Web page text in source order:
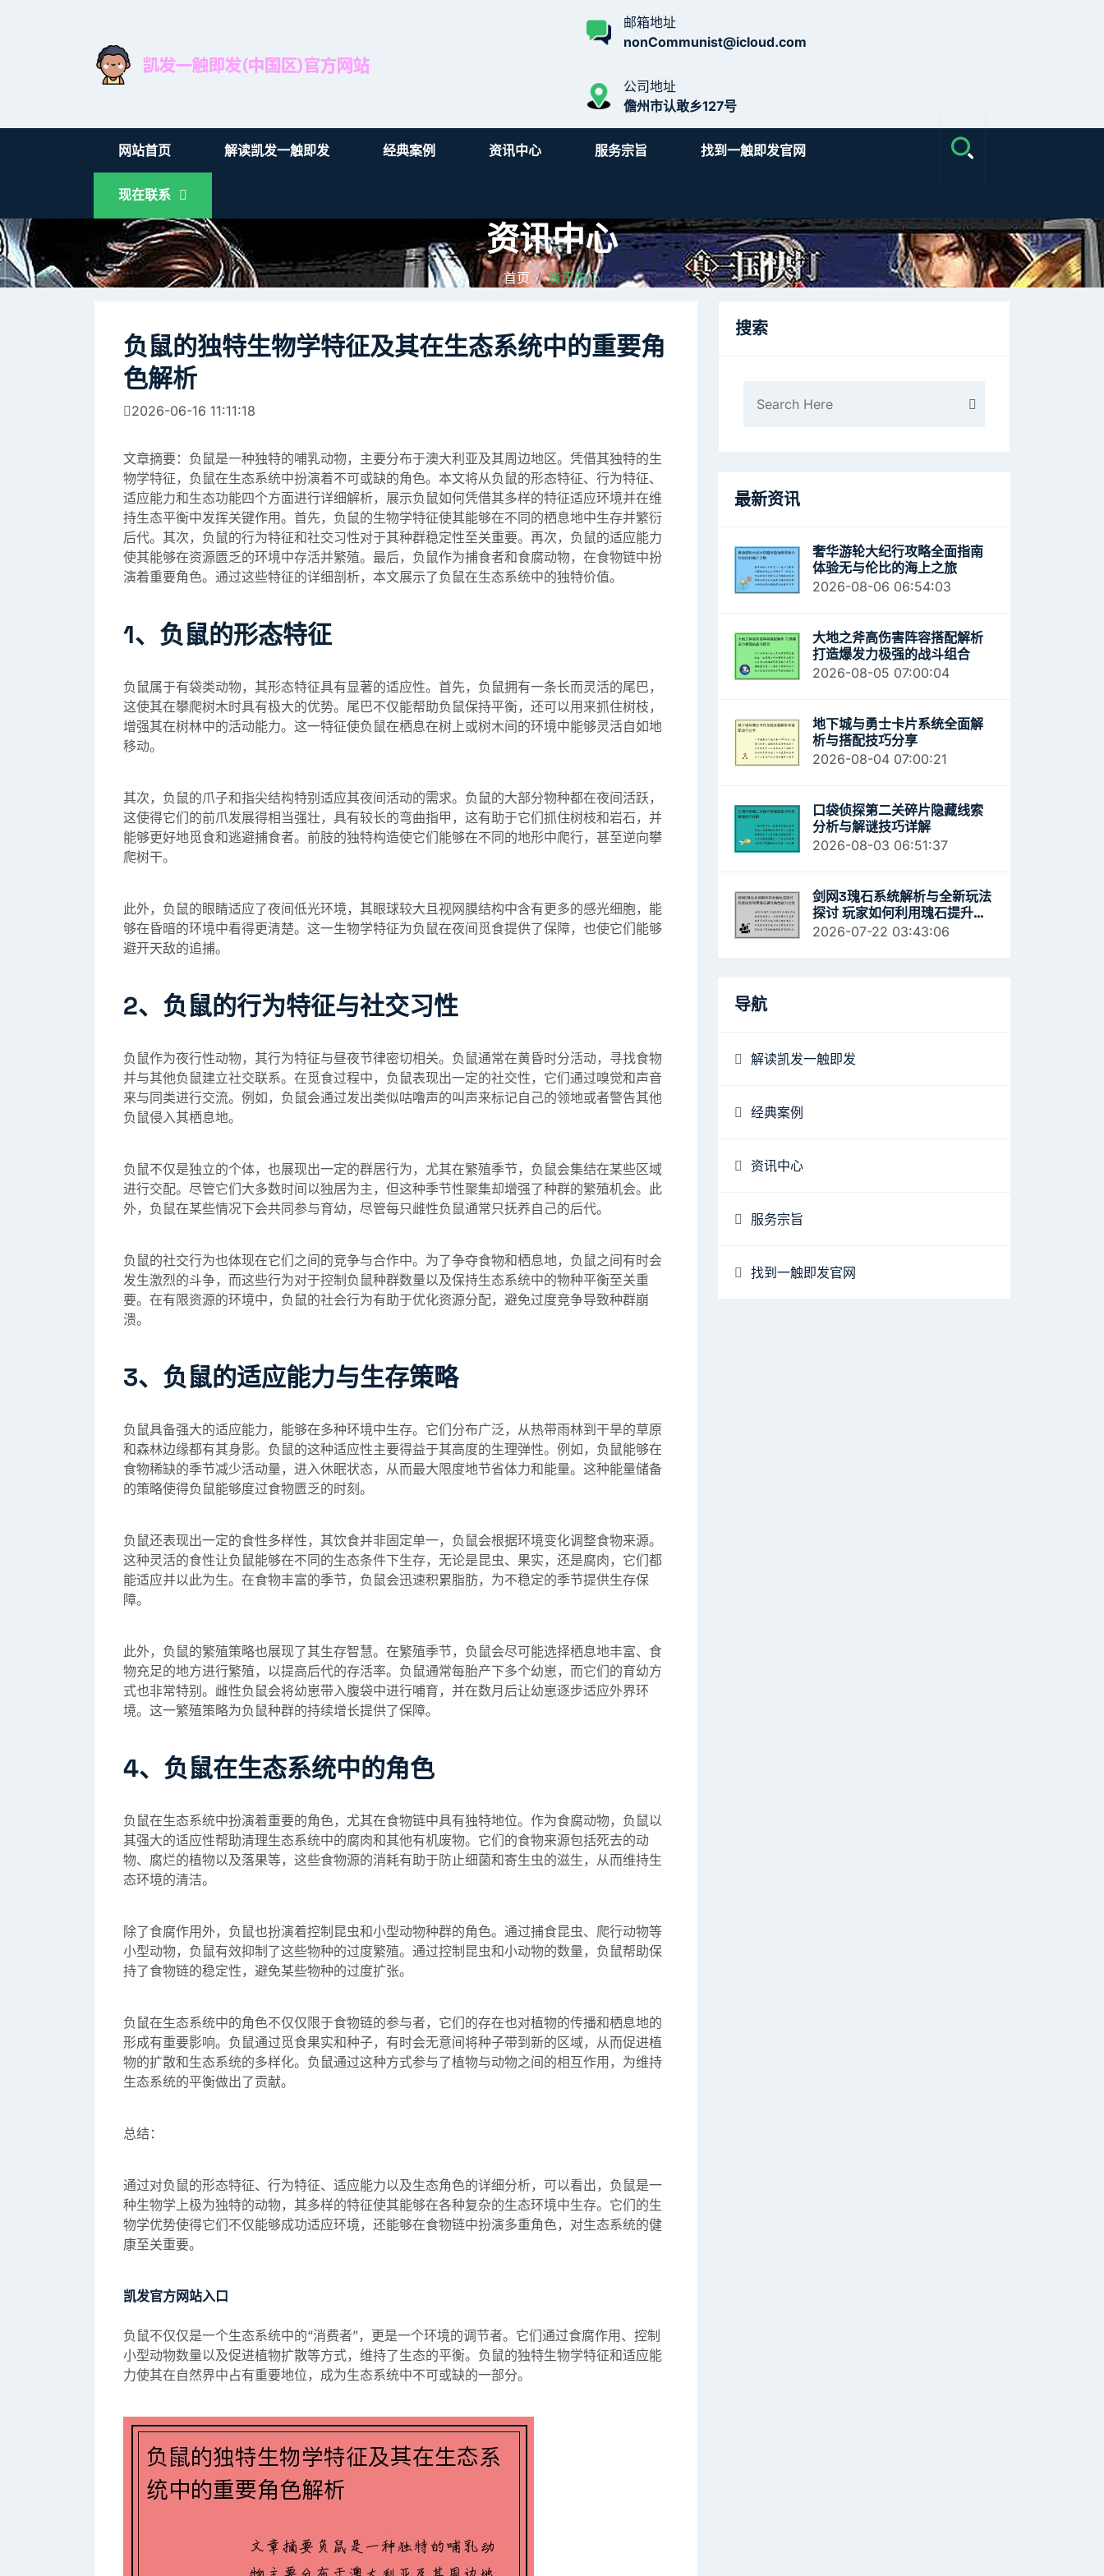
邮箱地址
nonCommunist@icloud.com
公司地址
儋州市认敢乡127号
网站首页 解读凯发一触即发 经典案例 资讯中心 服务宗旨 找到一触即发官网
现在联系
资讯中心
首页 资讯中心
负鼠的独特生物学特征及其在生态系统中的重要角
色解析
2026-06-16 11:11:18
文章摘要：负鼠是一种独特的哺乳动物，主要分布于澳大利亚及其周边地区。凭借其独特的生
物学特征，负鼠在生态系统中扮演着不可或缺的角色。本文将从负鼠的形态特征、行为特征、
适应能力和生态功能四个方面进行详细解析，展示负鼠如何凭借其多样的特征适应环境并在维
持生态平衡中发挥关键作用。首先，负鼠的生物学特征使其能够在不同的栖息地中生存并繁衍
后代。其次，负鼠的行为特征和社交习性对于其种群稳定性至关重要。再次，负鼠的适应能力
使其能够在资源匮乏的环境中存活并繁殖。最后，负鼠作为捕食者和食腐动物，在食物链中扮
演着重要角色。通过这些特征的详细剖析，本文展示了负鼠在生态系统中的独特价值。
1、负鼠的形态特征
负鼠属于有袋类动物，其形态特征具有显著的适应性。首先，负鼠拥有一条长而灵活的尾巴，
这使其在攀爬树木时具有极大的优势。尾巴不仅能帮助负鼠保持平衡，还可以用来抓住树枝，
增强其在树林中的活动能力。这一特征使负鼠在栖息在树上或树木间的环境中能够灵活自如地
移动。
其次，负鼠的爪子和指尖结构特别适应其夜间活动的需求。负鼠的大部分物种都在夜间活跃，
这使得它们的前爪发展得相当强壮，具有较长的弯曲指甲，这有助于它们抓住树枝和岩石，并
能够更好地觅食和逃避捕食者。前肢的独特构造使它们能够在不同的地形中爬行，甚至逆向攀
爬树干。
此外，负鼠的眼睛适应了夜间低光环境，其眼球较大且视网膜结构中含有更多的感光细胞，能
够在昏暗的环境中看得更清楚。这一生物学特征为负鼠在夜间觅食提供了保障，也使它们能够
避开天敌的追捕。
2、负鼠的行为特征与社交习性
负鼠作为夜行性动物，其行为特征与昼夜节律密切相关。负鼠通常在黄昏时分活动，寻找食物
并与其他负鼠建立社交联系。在觅食过程中，负鼠表现出一定的社交性，它们通过嗅觉和声音
来与同类进行交流。例如，负鼠会通过发出类似咕噜声的叫声来标记自己的领地或者警告其他
负鼠侵入其栖息地。
负鼠不仅是独立的个体，也展现出一定的群居行为，尤其在繁殖季节，负鼠会集结在某些区域
进行交配。尽管它们大多数时间以独居为主，但这种季节性聚集却增强了种群的繁殖机会。此
外，负鼠在某些情况下会共同参与育幼，尽管每只雌性负鼠通常只抚养自己的后代。
负鼠的社交行为也体现在它们之间的竞争与合作中。为了争夺食物和栖息地，负鼠之间有时会
发生激烈的斗争，而这些行为对于控制负鼠种群数量以及保持生态系统中的物种平衡至关重
要。在有限资源的环境中，负鼠的社会行为有助于优化资源分配，避免过度竞争导致种群崩
溃。
3、负鼠的适应能力与生存策略
负鼠具备强大的适应能力，能够在多种环境中生存。它们分布广泛，从热带雨林到干旱的草原
和森林边缘都有其身影。负鼠的这种适应性主要得益于其高度的生理弹性。例如，负鼠能够在
食物稀缺的季节减少活动量，进入休眠状态，从而最大限度地节省体力和能量。这种能量储备
的策略使得负鼠能够度过食物匮乏的时刻。
负鼠还表现出一定的食性多样性，其饮食并非固定单一，负鼠会根据环境变化调整食物来源。
这种灵活的食性让负鼠能够在不同的生态条件下生存，无论是昆虫、果实，还是腐肉，它们都
能适应并以此为生。在食物丰富的季节，负鼠会迅速积累脂肪，为不稳定的季节提供生存保
障。
此外，负鼠的繁殖策略也展现了其生存智慧。在繁殖季节，负鼠会尽可能选择栖息地丰富、食
物充足的地方进行繁殖，以提高后代的存活率。负鼠通常每胎产下多个幼崽，而它们的育幼方
式也非常特别。雌性负鼠会将幼崽带入腹袋中进行哺育，并在数月后让幼崽逐步适应外界环
境。这一繁殖策略为负鼠种群的持续增长提供了保障。
4、负鼠在生态系统中的角色
负鼠在生态系统中扮演着重要的角色，尤其在食物链中具有独特地位。作为食腐动物，负鼠以
其强大的适应性帮助清理生态系统中的腐肉和其他有机废物。它们的食物来源包括死去的动
物、腐烂的植物以及落果等，这些食物源的消耗有助于防止细菌和寄生虫的滋生，从而维持生
态环境的清洁。
除了食腐作用外，负鼠也扮演着控制昆虫和小型动物种群的角色。通过捕食昆虫、爬行动物等
小型动物，负鼠有效抑制了这些物种的过度繁殖。通过控制昆虫和小动物的数量，负鼠帮助保
持了食物链的稳定性，避免某些物种的过度扩张。
负鼠在生态系统中的角色不仅仅限于食物链的参与者，它们的存在也对植物的传播和栖息地的
形成有重要影响。负鼠通过觅食果实和种子，有时会无意间将种子带到新的区域，从而促进植
物的扩散和生态系统的多样化。负鼠通过这种方式参与了植物与动物之间的相互作用，为维持
生态系统的平衡做出了贡献。
总结：
通过对负鼠的形态特征、行为特征、适应能力以及生态角色的详细分析，可以看出，负鼠是一
种生物学上极为独特的动物，其多样的特征使其能够在各种复杂的生态环境中生存。它们的生
物学优势使得它们不仅能够成功适应环境，还能够在食物链中扮演多重角色，对生态系统的健
康至关重要。
凯发官方网站入口
负鼠不仅仅是一个生态系统中的“消费者”，更是一个环境的调节者。它们通过食腐作用、控制
小型动物数量以及促进植物扩散等方式，维持了生态的平衡。负鼠的独特生物学特征和适应能
力使其在自然界中占有重要地位，成为生态系统中不可或缺的一部分。
搜索
最新资讯
奢华游轮大纪行攻略全面指南
体验无与伦比的海上之旅
2026-08-06 06:54:03
大地之斧高伤害阵容搭配解析
打造爆发力极强的战斗组合
2026-08-05 07:00:04
地下城与勇士卡片系统全面解
析与搭配技巧分享
2026-08-04 07:00:21
口袋侦探第二关碎片隐藏线索
分析与解谜技巧详解
2026-08-03 06:51:37
剑网3瑰石系统解析与全新玩法
探讨 玩家如何利用瑰石提升角
色战力与技能效果
2026-07-22 03:43:06
导航
解读凯发一触即发
经典案例
资讯中心
服务宗旨
找到一触即发官网